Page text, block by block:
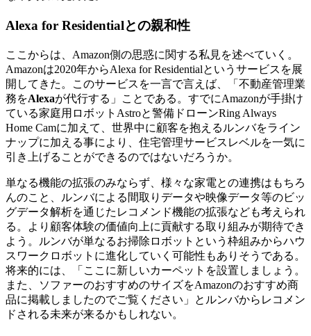
Alexa for Residentialとの親和性
ここからは、Amazon側の思惑に関する私見を述べていく。
Amazonは2020年からAlexa for Residentialというサービスを展
開してきた。このサービスを一言で言えば、「不動産管理業
務をAlexaが代行する」ことである。すでにAmazonが手掛け
ている家庭用ロボットAstroと警備ドローンRing Always
Home Camに加えて、世界中に顧客を抱えるルンバをライン
ナップに加える事により、住宅管理サービスレベルを一気に
引き上げることができるのではないだろうか。
単なる機能の拡張のみならず、様々な家電との連携はもちろ
んのこと、ルンバによる間取りデータや映像データ等のビッ
グデータ解析を通じたレコメンド機能の拡張なども考えられ
る。より顧客体験の価値向上に貢献する取り組みが期待でき
よう。ルンバが単なるお掃除ロボットという枠組みからハウ
スワークロボットに進化していく可能性もありそうである。
将来的には、「ここに新しいカーペットを設置しましょう。
また、ソファーのおすすめのサイズをAmazonのおすすめ商
品に掲載しましたのでご覧ください」とルンバからレコメン
ドされる未来が来るかもしれない。